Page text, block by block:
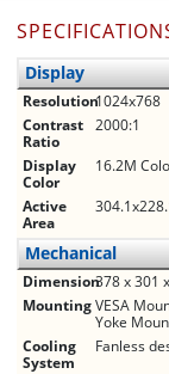
Display
Resolution1024x768
Contrast
Ratio
2000:1
Display
Color
16.2M
Active
Area
Mechanical
Dimension378 x 301
MountingVESA
Yoke
Cooling
System
Fanless